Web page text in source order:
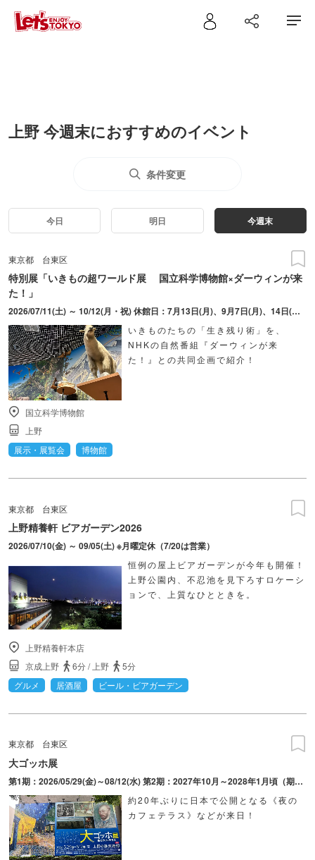
上野 今週末におすすめのイベント
条件変更
今日 明日 今週末
東京都 台東区
特別展「いきもの超ワールド展 国立科学博物館×ダーウィンが来
た！」
2026/07/11(土) ～ 10/12(月・祝) 休館日：7月13日(月)、9月7日(月)、14日(月)、24日(木)、28日(月)
いきものたちの「生き残り術」を、
NHKの自然番組『ダーウィンが来
た！』との共同企画で紹介！
国立科学博物館
上野
展示・展覧会
博物館
東京都 台東区
上野精養軒 ビアガーデン2026
2026/07/10(金) ～ 09/05(土) ※月曜定休（7/20は営業）
恒例の屋上ビアガーデンが今年も開催！
上野公園内、不忍池を見下ろすロケーシ
ョンで、上質なひとときを。
上野精養軒本店
京成上野
6分/ 上野
5分
グルメ
居酒屋 ビール・ビアガーデン
東京都 台東区
大ゴッホ展
第1期：2026/05/29(金)～08/12(水) 第2期：2027年10月～2028年1月頃（期間確定後に公表予定）
約20年ぶりに日本で公開となる《夜の
カフェテラス》などが来日！